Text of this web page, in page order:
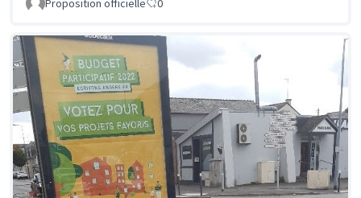
Proposition officielle 0